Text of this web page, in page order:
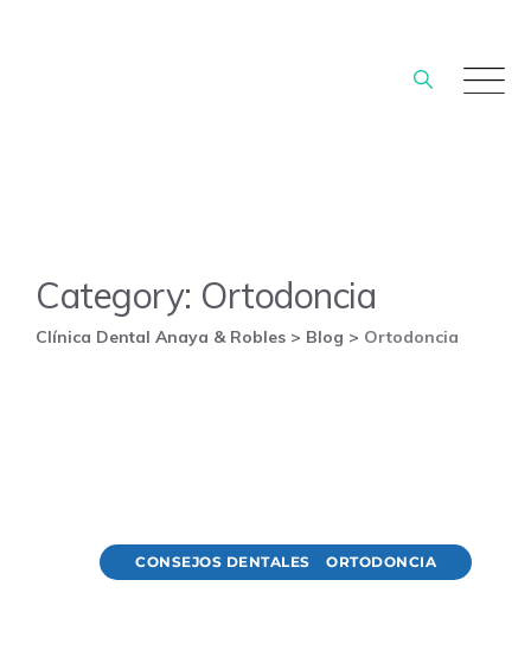
Category: Ortodoncia
Clínica Dental Anaya & Robles > Blog > Ortodoncia
CONSEJOS DENTALES ORTODONCIA